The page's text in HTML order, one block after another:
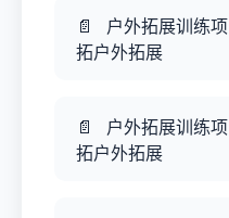
户外拓展训练
拓户外拓展
户外拓展训练
拓户外拓展